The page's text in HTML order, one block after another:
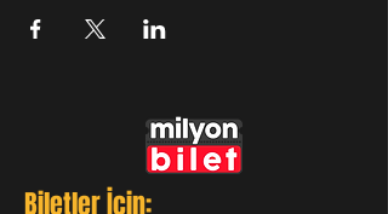
Biletler İçin: